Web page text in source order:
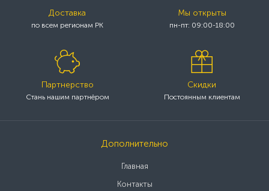
Доставка
по всем регионам РК
Мы открыты
пн-пт: 09:00-18:00
Партнерство
Стань нашим партнёром
Скидки
Постоянным клиентам
Дополнительно
Главная
Контакты